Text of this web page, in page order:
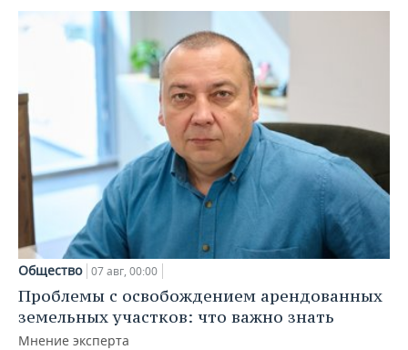
Общество 07 авг, 00:00
Проблемы с освобождением арендованных
земельных участков: что важно знать
Мнение эксперта